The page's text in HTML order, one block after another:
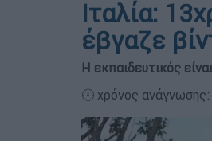
Ιταλία:
έβγαζε
Η εκπαιδευτικός
🕛 χρόνος